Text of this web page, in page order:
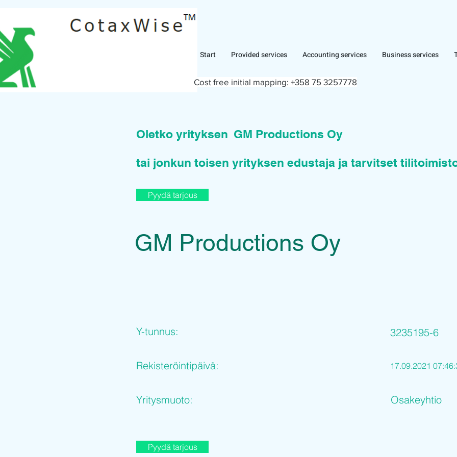
Start Provided services Accounting services Business services
Cost free initial mapping: +358 75 3257778
Oletko yrityksen GM Productions Oy
tai jonkun toisen yrityksen edustaja ja tarvitset
Pyydä tarjous
GM Productions Oy
Y-tunnus:
Rekisteröintipäivä:
Yritysmuoto:
3235195-6
17.09.2021
Osakeyhtio
Pyydä tarjous